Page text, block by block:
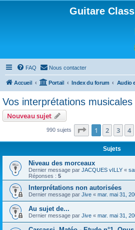
Guitare
FAQ Nous contacter
Accueil Portail Index du forum Audio
Vos interprétations musicales
Nouveau sujet
990 sujets Page 1sur20
1 2 3 4
Sujets
Niveau des morceaux
Dernier message par JACQUES vILLY «
Réponses : 5
Interprétations non autorisées
Dernier message par Jive « mar. mai 31,
Au sujet de...
Dernier message par Jive « mar. mai 31,